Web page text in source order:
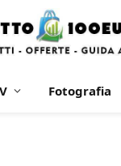
Fotografia